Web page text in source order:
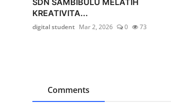
KREATIVITA...
digital student Mar 2, 2026 0 73
Comments